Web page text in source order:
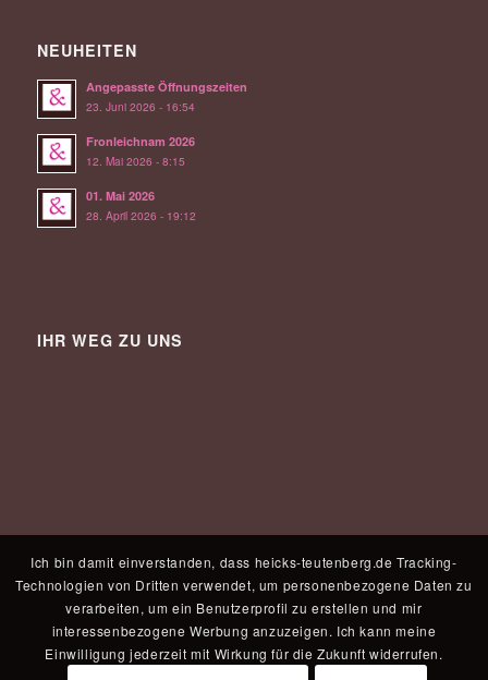
NEUHEITEN
Angepasste Öffnungszeiten
23. Juni 2026 - 16:54
Fronleichnam 2026
12. Mai 2026 - 8:15
01. Mai 2026
28. April 2026 - 19:12
IHR WEG ZU UNS
Ich bin damit einverstanden, dass heicks-teutenberg.de Tracking-
Technologien von Dritten verwendet, um personenbezogene Daten zu
verarbeiten, um ein Benutzerprofil zu erstellen und mir
interessenbezogene Werbung anzuzeigen. Ich kann meine
Einwilligung jederzeit mit Wirkung für die Zukunft widerrufen.